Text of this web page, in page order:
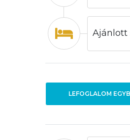
Ajánlott
LEFOGLALOM